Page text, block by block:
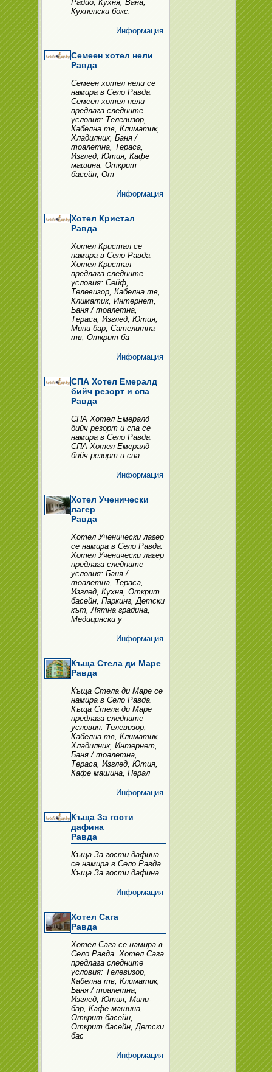
Радио, Кухня, Вана,
Кухненски бокс.
Информация
Семеен хотел нели
Равда
Семеен хотел нели се
намира в Село Равда.
Семеен хотел нели
предлага следните
условия: Телевизор,
Кабелна тв, Климатик,
Хладилник, Баня /
тоалетна, Тераса,
Изглед, Ютия, Кафе
машина, Открит
басейн, От
Информация
Хотел Кристал
Равда
Хотел Кристал се
намира в Село Равда.
Хотел Кристал
предлага следните
условия: Сейф,
Телевизор, Кабелна тв,
Климатик, Интернет,
Баня / тоалетна,
Тераса, Изглед, Ютия,
Мини-бар, Сателитна
тв, Открит ба
Информация
СПА Хотел Емералд
бийч резорт и спа
Равда
СПА Хотел Емералд
бийч резорт и спа се
намира в Село Равда.
СПА Хотел Емералд
бийч резорт и спа.
Информация
Хотел Ученически
лагер
Равда
Хотел Ученически лагер
се намира в Село Равда.
Хотел Ученически лагер
предлага следните
условия: Баня /
тоалетна, Тераса,
Изглед, Кухня, Открит
басейн, Паркинг, Детски
кът, Лятна градина,
Медицински у
Информация
Къща Стела ди Маре
Равда
Къща Стела ди Маре се
намира в Село Равда.
Къща Стела ди Маре
предлага следните
условия: Телевизор,
Кабелна тв, Климатик,
Хладилник, Интернет,
Баня / тоалетна,
Тераса, Изглед, Ютия,
Кафе машина, Перал
Информация
Къща За гости
дафина
Равда
Къща За гости дафина
се намира в Село Равда.
Къща За гости дафина.
Информация
Хотел Сага
Равда
Хотел Сага се намира в
Село Равда. Хотел Сага
предлага следните
условия: Телевизор,
Кабелна тв, Климатик,
Баня / тоалетна,
Изглед, Ютия, Мини-
бар, Кафе машина,
Открит басейн,
Открит басейн, Детски
бас
Информация